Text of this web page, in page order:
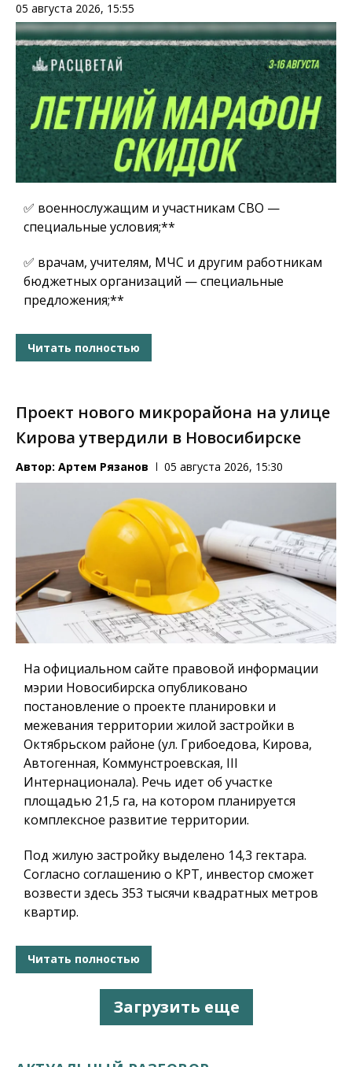
05 августа 2026, 15:55
✅ военнослужащим и участникам СВО —
специальные условия;**
✅ врачам, учителям, МЧС и другим работникам
бюджетных организаций — специальные
предложения;**
Читать полностью
Проект нового микрорайона на улице
Кирова утвердили в Новосибирске
Автор: Артем Рязанов 05 августа 2026, 15:30
На официальном сайте правовой информации
мэрии Новосибирска опубликовано
постановление о проекте планировки и
межевания территории жилой застройки в
Октябрьском районе (ул. Грибоедова, Кирова,
Автогенная, Коммунстроевская, III
Интернационала). Речь идет об участке
площадью 21,5 га, на котором планируется
комплексное развитие территории.
Под жилую застройку выделено 14,3 гектара.
Согласно соглашению о КРТ, инвестор сможет
возвести здесь 353 тысячи квадратных метров
квартир.
Читать полностью
Загрузить еще